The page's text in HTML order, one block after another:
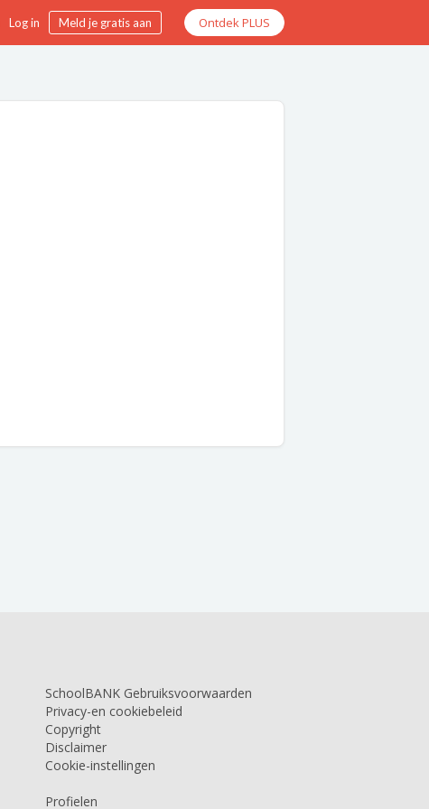
Log in Meld je gratis aan Ontdek PLUS
SchoolBANK Gebruiksvoorwaarden
Privacy-en cookiebeleid
Copyright
Disclaimer
Cookie-instellingen
Profielen